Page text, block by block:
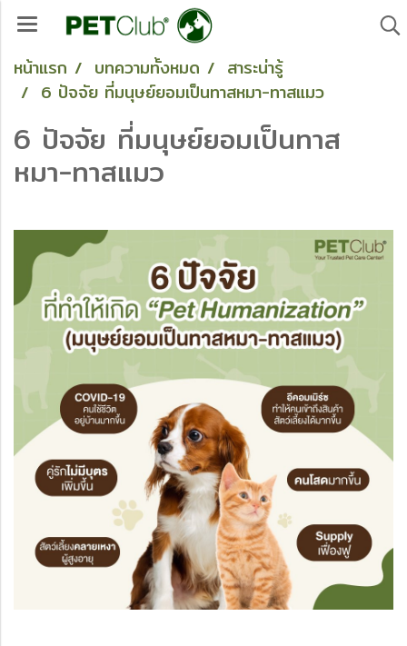
หน้าแรก บทความทั้งหมด
สาระน่ารู้
6 ปัจจัย ที่มนุษย์ยอมเป็นทาสหมา-ทาสแมว
6 ปัจจัย ที่มนุษย์ยอมเป็นทาส
หมา-ทาสแมว